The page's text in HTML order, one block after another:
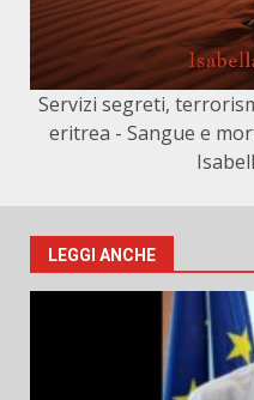
Servizi segreti,
eritrea - Sangue e
LEGGI ANCHE